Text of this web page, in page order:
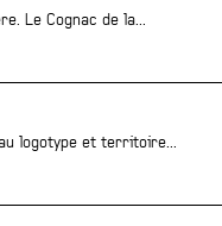
Le Cognac de la...
logotype et territoire...